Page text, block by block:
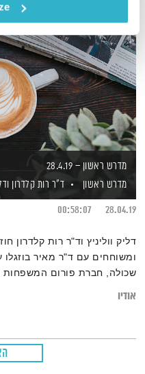
מדרש ראשון – 28.4.19
מדרש ראשון
ד"ר רות קלדרון
28.04.19
00:58:07
דליק ווליניץ וד"ר רות
ומשוחחים עם ד"ר מאיר
שכולה, חברת פורום המשפחות
אודיו